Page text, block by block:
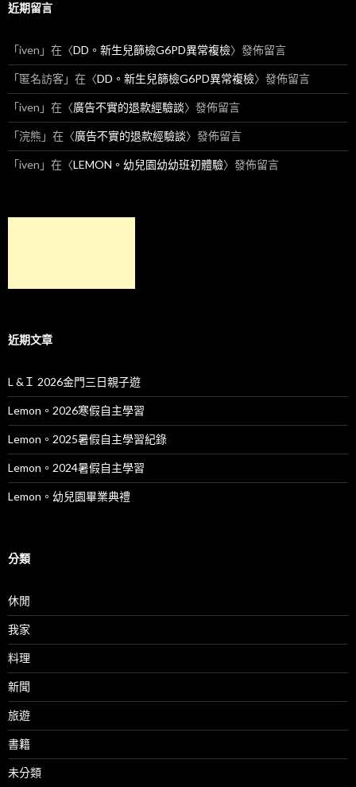
近期留言
「iven 」在〈DD。新生兒篩檢G6PD異常複檢〉發佈留言
「匿名訪客」在〈DD。新生兒篩檢G6PD異常複檢〉發佈留言
「iven 」在〈廣告不實的退款經驗談〉發佈留言
「浣熊 」在〈廣告不實的退款經驗談〉發佈留言
「iven 」在〈LEMON。幼兒園幼幼班初體驗〉發佈留言
近期文章
L &Ｉ 2026金門三日親子遊
Lemon。2026寒假自主學習
Lemon。2025暑假自主學習紀錄
Lemon。2024暑假自主學習
Lemon。幼兒園畢業典禮
分類
休閒
我家
料理
新聞
旅遊
書籍
未分類